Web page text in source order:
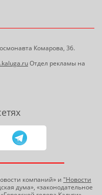
Комарова, 36.
Отдел рекламы на
компаний» и "Новости
дума», «законодательное